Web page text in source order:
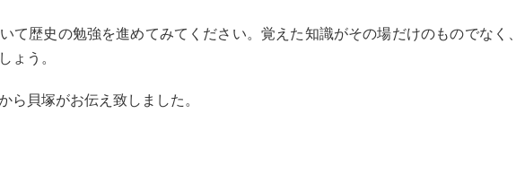
て歴史の勉強を進めてみてください。覚えた知識がその場だけのものでな
ょう。
ら貝塚がお伝え致しました。